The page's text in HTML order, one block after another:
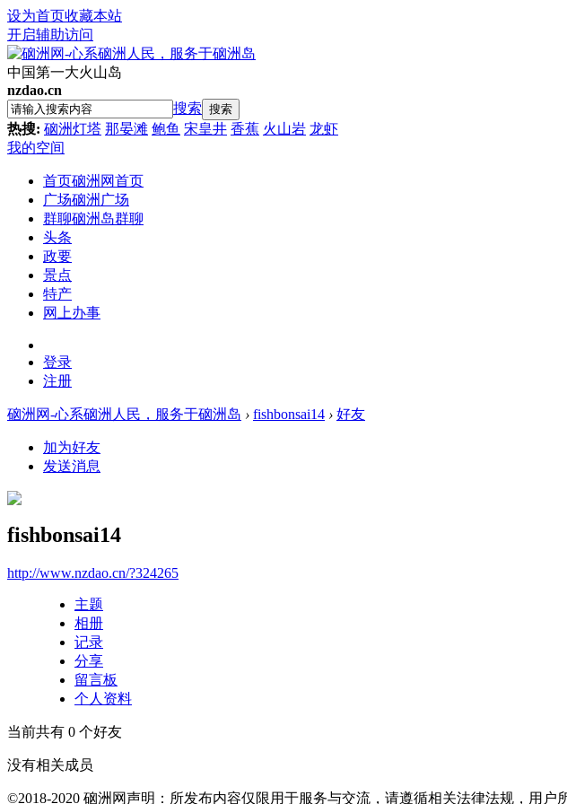
设为首页收藏本站
开启辅助访问
中国第一大火山岛
nzdao.cn
搜索 搜索
热搜: 硇洲灯塔 那晏滩 鲍鱼 宋皇井 香蕉 火山岩 龙虾
我的空间
首页硇洲网首页
广场硇洲广场
群聊硇洲岛群聊
头条
政要
景点
特产
网上办事
登录
注册
硇洲网-心系硇洲人民，服务于硇洲岛 › fishbonsai14 › 好友
加为好友
发送消息
fishbonsai14
http://www.nzdao.cn/?324265
主题
相册
记录
分享
留言板
个人资料
当前共有 0 个好友
没有相关成员
©2018-2020 硇洲网声明：所发布内容仅限用于服务与交流，请遵循相关法律法规，用